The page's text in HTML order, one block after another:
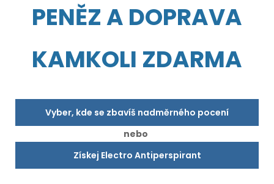
PENĚZ A DOPRAVA
KAMKOLI ZDARMA
Vyber, kde se zbavíš nadměrného pocení
nebo
Získej Electro Antiperspirant